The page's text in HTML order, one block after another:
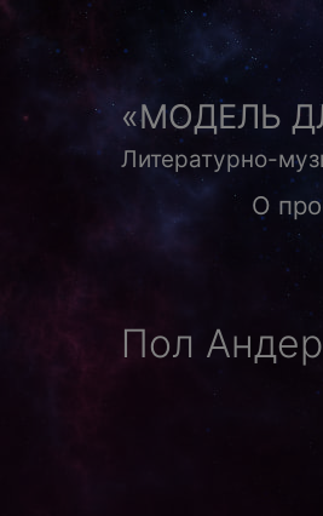
Перейти
содержимому«МОДЕЛЬ
Литературно-
О
Пол